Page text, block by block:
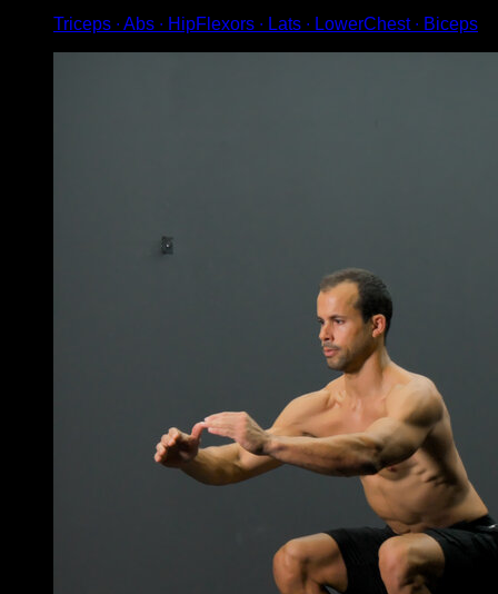
Triceps ∙ Abs ∙ HipFlexors ∙ Lats ∙ LowerChest ∙ Biceps